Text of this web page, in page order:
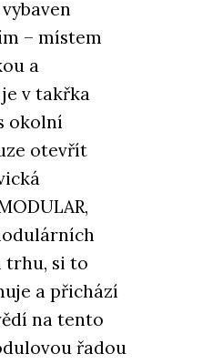
– místem
a
v takřka
okolní
otevřít
trhu, si to
a přichází
na tento
řadou